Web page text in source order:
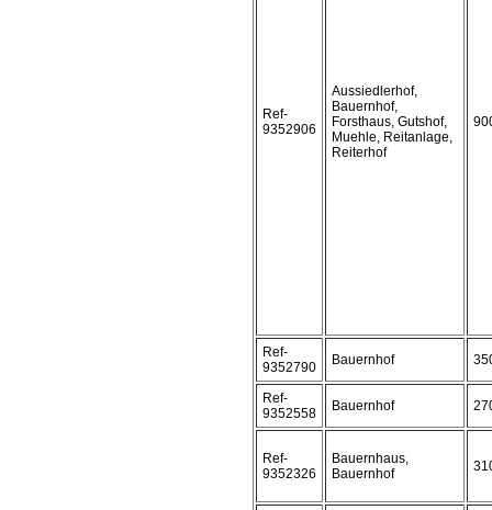
Ref-
9352906
Aussiedlerhof,
Bauernhof,
Forsthaus, Gutshof,
Muehle, Reitanlage,
Reiterhof
Ref-
9352790
Bauernhof
Ref-
9352558
Bauernhof
Ref-
9352326
Bauernhaus,
Bauernhof